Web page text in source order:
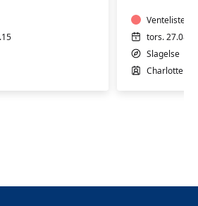
og
yoga
i
varmt
Venteliste
tors.
Slagelse
Charlotte